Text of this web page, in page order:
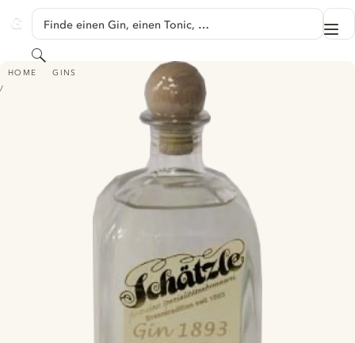
GINVENTORY
Finde einen Gin, einen Tonic, …
Suchen
HOME GINS
SCHÄTZLE GIN 1893